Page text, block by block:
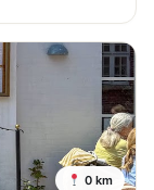
0 km